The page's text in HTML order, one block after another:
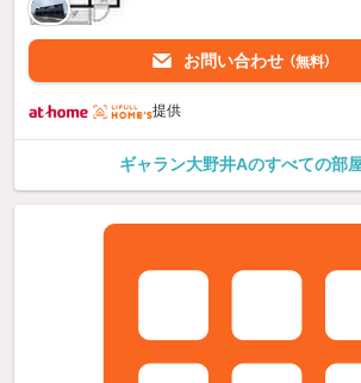
お問い合わせ （無料）
提供
ギャラン大野井Aのすべての部